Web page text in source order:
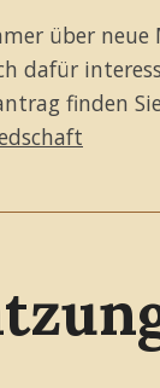
über neue
dafür
finden